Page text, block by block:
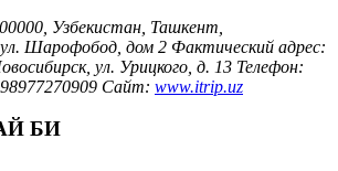
Узбекистан, Ташкент,
Шарофобод, дом 2 Фактический адрес:
ул. Урицкого, д. 13 Телефон:
Сайт: www.itrip.uz
БИ